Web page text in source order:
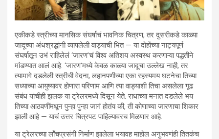
एकीकडे स्त्रीच्या मानसिक संघर्षाचं भावनिक चित्रण, तर दुसरीकडे काळ्या
जादूच्या अंधश्रद्धांनी व्यापलेली वाड्याची भिंत — या दोहोंच्या नाट्यपूर्ण
संघर्षातून उभं राहिलेलं ‘जारण’चं विश्व अतिशय अस्वस्थ करणाऱ्या पद्धतीने
मांडण्यात आलं आहे. ‘जारण’मध्ये केवळ काळ्या जादूचा उल्लेख नाही, तर
त्यामागे दडलेली स्त्रीची वेदना, लहानपणीच्या एका रहस्यमय घटनेचा तिच्या
सध्याच्या आयुष्यावर होणारा परिणाम आणि त्या वाड्याशी तिचा असलेला गूढ
संबंध यांचीही झलक या ट्रेलरमध्ये दिसून येते. राधाच्या मनात दडलेले भय
तिच्या आठवणींमधून पुन्हा पुन्हा जागं होतंय की, ती कोणाच्या जारणाचा शिकार
झाली आहे — याचं उत्तर चित्रपट पाहिल्यावरच मिळणार आहे.
या ट्रेलरच्या लाँचप्रसंगी निर्माण झालेला भयावह माहोल अनुभवणंही तितकंच